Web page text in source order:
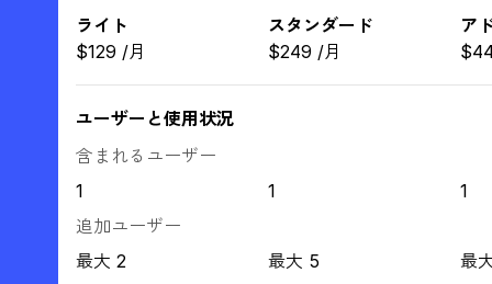
ライト
$129 /月
スタンダード
$249 /月
ア
$
ユーザーと使用状況
含まれるユーザー
1
1
1
追加ユーザー
最大 2
最大 5
最